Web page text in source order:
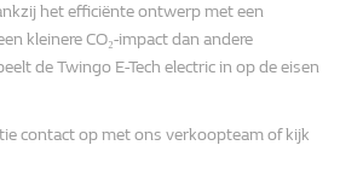
het efficiënte ontwerp met een
kleinere CO₂-impact dan andere
de Twingo E-Tech electric in op de eisen
contact op met ons verkoopteam of kijk